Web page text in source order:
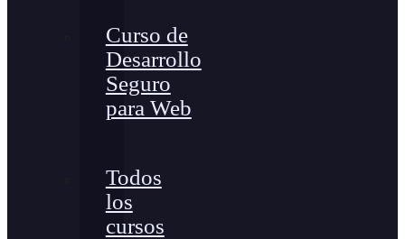
Curso de
Desarrollo
Seguro
para Web
Todos
los
cursos